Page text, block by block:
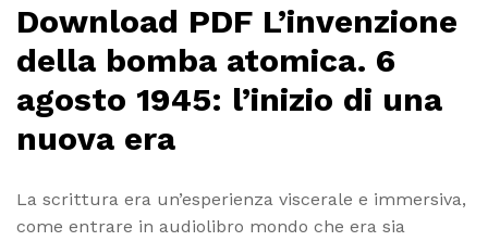
Download PDF L’invenzione
della bomba atomica. 6
agosto 1945: l’inizio di una
nuova era
La scrittura era un’esperienza viscerale e immersiva,
come entrare in audiolibro mondo che era sia